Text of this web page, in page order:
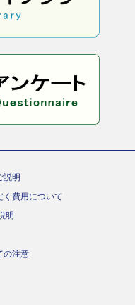
説明
く費用について
明
の注意